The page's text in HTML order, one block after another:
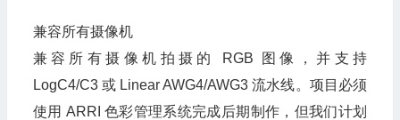
兼容所有摄像机
兼容所有摄像机拍摄的 RGB 图像，并支持
LogC4/C3 或 Linear AWG4/AWG3 流水线。项目必须
使用 ARRI 色彩管理系统完成后期制作，但我们计划